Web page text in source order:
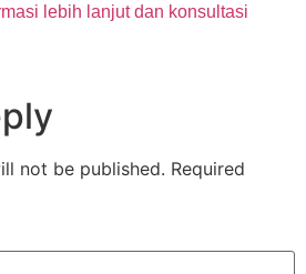
lebih lanjut dan konsultasi
not be published. Required